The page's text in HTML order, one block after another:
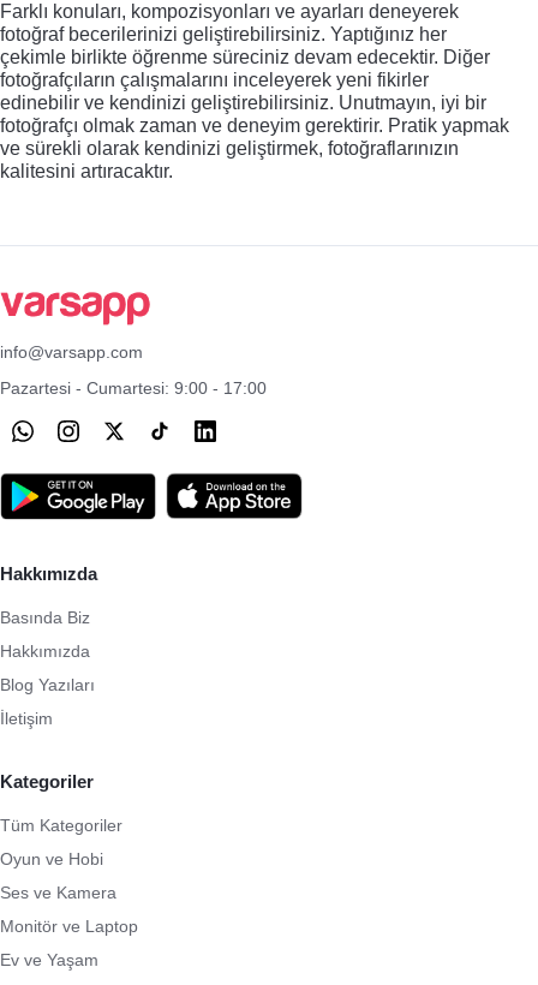
Farklı konuları, kompozisyonları ve ayarları deneyerek
fotoğraf becerilerinizi geliştirebilirsiniz. Yaptığınız her
çekimle birlikte öğrenme süreciniz devam edecektir. Diğer
fotoğrafçıların çalışmalarını inceleyerek yeni fikirler
edinebilir ve kendinizi geliştirebilirsiniz. Unutmayın, iyi bir
fotoğrafçı olmak zaman ve deneyim gerektirir. Pratik yapmak
ve sürekli olarak kendinizi geliştirmek, fotoğraflarınızın
kalitesini artıracaktır.
info@varsapp.com
Pazartesi - Cumartesi: 9:00 - 17:00
Hakkımızda
Basında Biz
Hakkımızda
Blog Yazıları
İletişim
Kategoriler
Tüm Kategoriler
Oyun ve Hobi
Ses ve Kamera
Monitör ve Laptop
Ev ve Yaşam